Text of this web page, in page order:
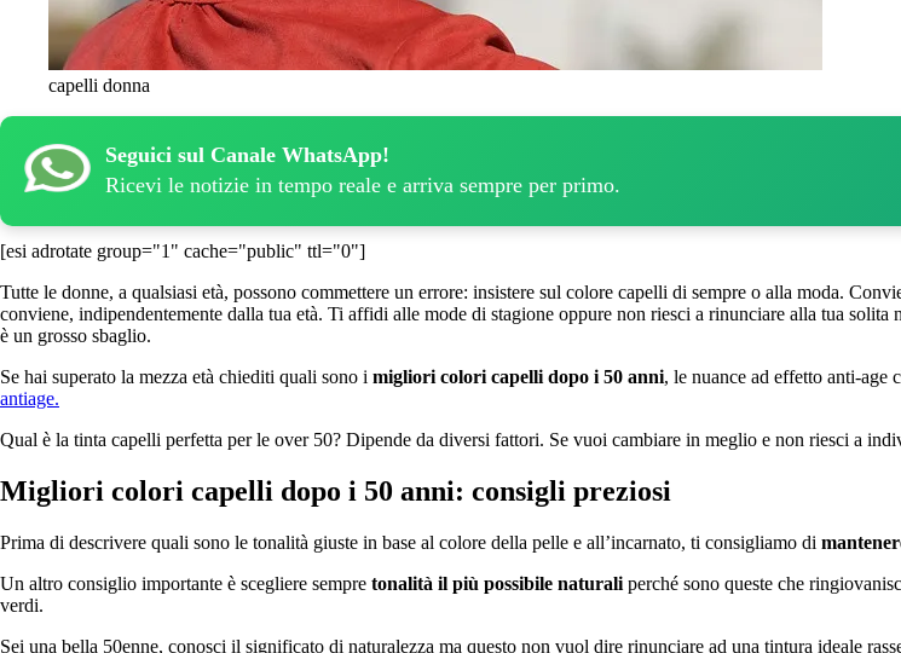
capelli donna
Seguici sul Canale WhatsApp!
Ricevi le notizie in tempo reale e arriva sempre per primo.
[esi adrotate group="1" cache="public" ttl="0"]
Tutte le donne, a qualsiasi età, possono commettere un errore: insistere sul colore capelli di sempre o alla moda.
conviene, indipendentemente dalla tua età. Ti affidi alle mode di stagione oppure non riesci a rinunciare alla tua
è un grosso sbaglio.
Se hai superato la mezza età chiediti quali sono i migliori colori capelli dopo i 50 anni, le nuance ad effetto anti-age
antiage.
Qual è la tinta capelli perfetta per le over 50? Dipende da diversi fattori. Se vuoi cambiare in meglio e non riesci a
Migliori colori capelli dopo i 50 anni: consigli preziosi
Prima di descrivere quali sono le tonalità giuste in base al colore della pelle e all’incarnato, ti consigliamo di
Un altro consiglio importante è scegliere sempre tonalità il più possibile naturali perché sono queste che
verdi.
Sei una bella 50enne, conosci il significato di naturalezza ma questo non vuol dire rinunciare ad una tintura ideale